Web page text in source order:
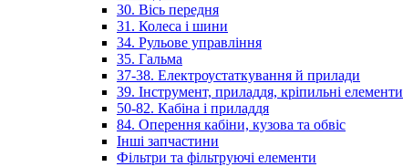
30. Вісь передня
31. Колеса і шини
34. Рульове управління
35. Гальма
37-38. Електроустаткування й прилади
39. Інструмент, приладдя, кріпильні елементи
50-82. Кабіна і приладдя
84. Оперення кабіни, кузова та обвіс
Інші запчастини
Фільтри та фільтруючі елементи